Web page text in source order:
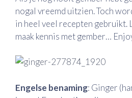
nogal vreemd uitzien. Toch
in heel veel recepten gebruikt.
maak kennis met gember…
Engelse benaming: Ginger